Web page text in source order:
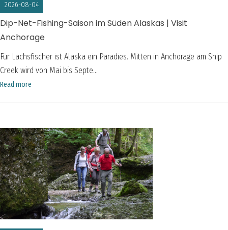
Dip-Net-Fishing-Saison im Süden Alaskas | Visit
Anchorage
2026-08-04
Für Lachsfischer ist Alaska ein Paradies. Mitten in Anchorage am Ship
Creek wird von Mai bis Septe...
Read more